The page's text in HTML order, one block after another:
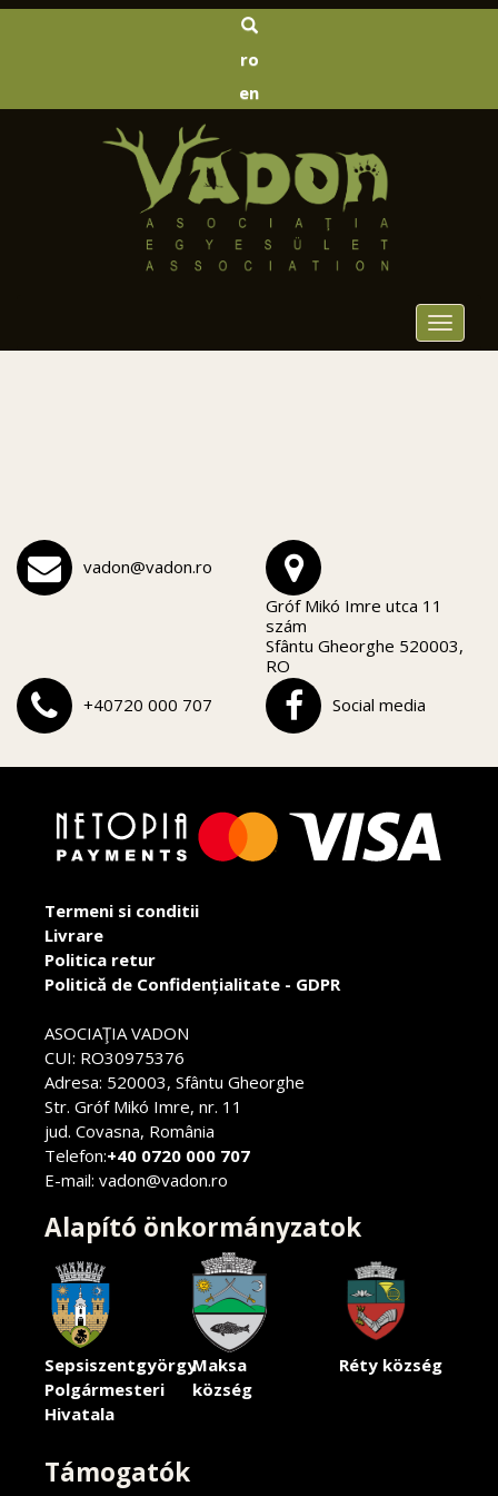
ro
en
Toggle
vadon@vadon.ro
Gróf Mikó Imre utca 11
szám
Sfântu Gheorghe 520003,
RO
+40720 000 707
Social media
Termeni si conditii
Livrare
Politica retur
Politică de Confidențialitate - GDPR
ASOCIAŢIA VADON
CUI: RO30975376
Adresa: 520003, Sfântu Gheorghe
Str. Gróf Mikó Imre, nr. 11
jud. Covasna, România
Telefon:+40 0720 000 707
E-mail: vadon@vadon.ro
Alapító önkormányzatok
Sepsiszentgyörgy
Polgármesteri
Hivatala
Maksa
község
Réty község
Támogatók